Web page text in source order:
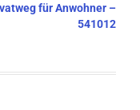
für Anwohner –
541012